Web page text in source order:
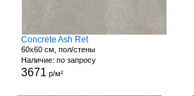
Concrete Ash Ret
60x60 см, пол/стены
Наличие: по запросу
3671 р/м²